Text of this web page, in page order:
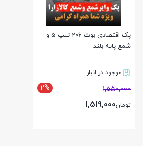
پک اقتصادی بوت 206 تیپ 5 و
شمع پایه بلند
موجود در انبار
2% 1,550,000
تومان1,519,000